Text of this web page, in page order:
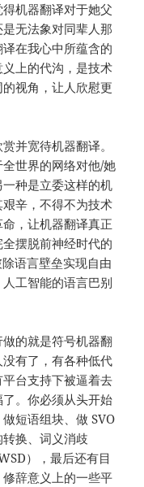
机器翻译对于她父
无法象对同辈人那
在我心中所蕴含的
上的代沟，是技术
视角，让人欣慰更
并宽待机器翻译。
世界的网络对他/她
种是立委这样的机
辛，不得不为技术
，让机器翻译真正
摆脱前神经时代的
语言壁垒实现自由
工智能的语言巴别
的就是符号机器翻
有了，有各种低代
台支持下被逼着去
。你必须从头开始
短语组块、做 SVO
换、词义消歧
），最后还有目
辞意义上的一些平